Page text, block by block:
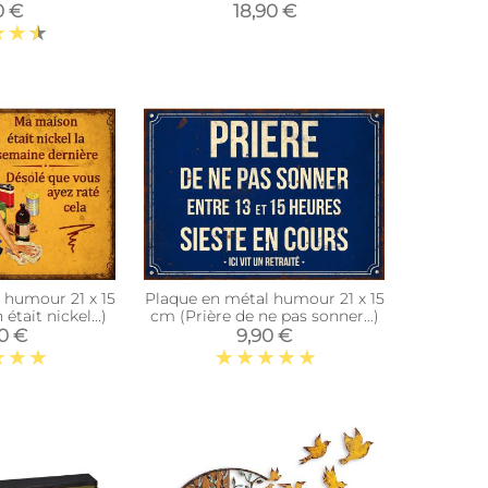
€ 18,90 €
21 x 15
nickel...)
€
Plaque en métal humour 21 x 15
cm (Prière de ne pas sonner…)
9,90 €